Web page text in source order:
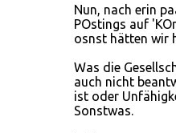
Nun, nach erin
POstings auf
osnst hätten wir
Was die
auch nicht
ist oder
Sonstwas.